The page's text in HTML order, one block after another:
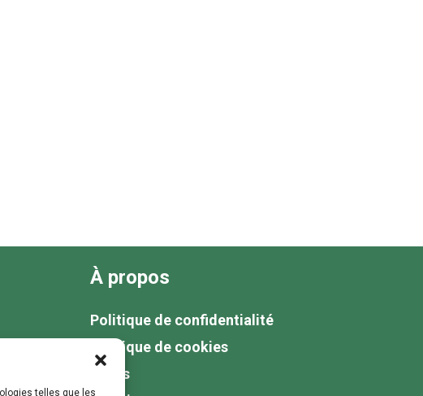
telles que les
À propos
Politique de confidentialité
Politique de cookies
Tarifs